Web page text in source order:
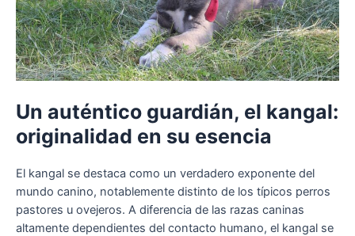
Un auténtico guardián, el kangal:
originalidad en su esencia
El kangal se destaca como un verdadero exponente del
mundo canino, notablemente distinto de los típicos perros
pastores u ovejeros. A diferencia de las razas caninas
altamente dependientes del contacto humano, el kangal se